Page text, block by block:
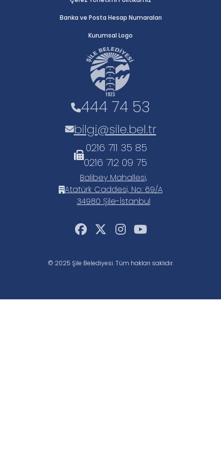
Banka ve Posta Hesap Numaraları
Kurumsal Logo
444 74 53
bilgi@sile.bel.tr
0216 711 35 85
0216 712 09 75
Balibey Mahallesi,
Atatürk Caddesi, No: 69/A
34980 Şile-İstanbul
© 2025 Şile Belediyesi. Tüm hakları saklıdır.